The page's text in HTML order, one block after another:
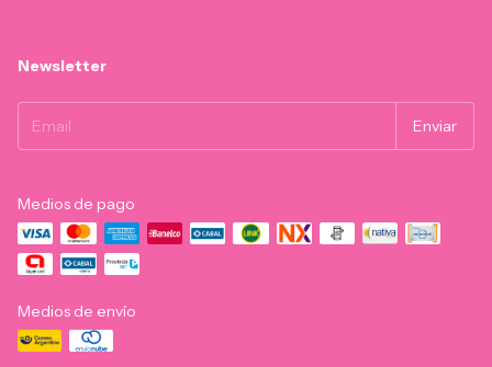
Newsletter
Medios de pago
Medios de envío